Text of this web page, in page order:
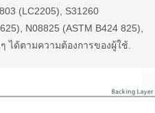
(LC2205), S31260
N08825 (ASTM B424 825),
ได้ตามความต้องการของผู้ใช้.